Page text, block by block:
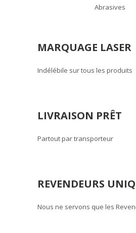
Abrasives
MARQUAGE LASER
Indélébile sur tous les produits
LIVRAISON PRÊT
Partout par transporteur
REVENDEURS
Nous ne servons que les